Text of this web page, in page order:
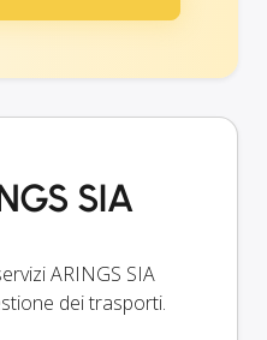
SIA
ARINGS SIA
dei trasporti.